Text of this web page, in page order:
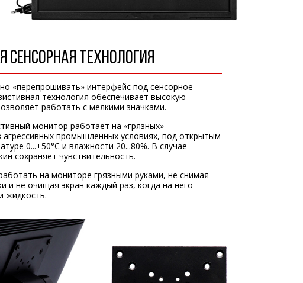
СЕНСОРНАЯ ТЕХНОЛОГИЯ
«перепрошивать» интерфейс под сенсорное
технология обеспечивает высокую
работать с мелкими значками.
монитор работает на «грязных»
агрессивных промышленных условиях, под открытым
0...+50°C и влажности 20...80%. В случае
сохраняет чувствительность.
на мониторе грязными руками, не снимая
и не очищая экран каждый раз, когда на него
жидкость.